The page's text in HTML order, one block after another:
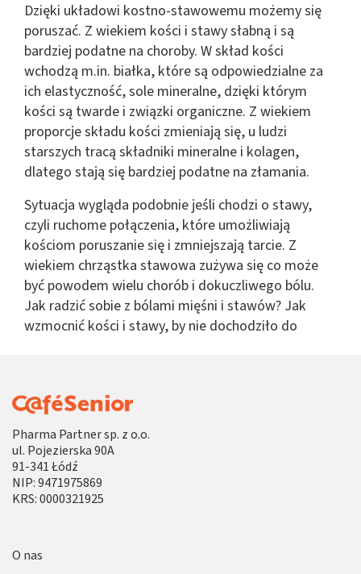
Dzięki układowi kostno-stawowemu możemy się
poruszać. Z wiekiem kości i stawy słabną i są
bardziej podatne na choroby. W skład kości
wchodzą m.in. białka, które są odpowiedzialne za
ich elastyczność, sole mineralne, dzięki którym
kości są twarde i związki organiczne. Z wiekiem
proporcje składu kości zmieniają się, u ludzi
starszych tracą składniki mineralne i kolagen,
dlatego stają się bardziej podatne na złamania.
Sytuacja wygląda podobnie jeśli chodzi o stawy,
czyli ruchome połączenia, które umożliwiają
kościom poruszanie się i zmniejszają tarcie. Z
wiekiem chrząstka stawowa zużywa się co może
być powodem wielu chorób i dokuczliwego bólu.
Jak radzić sobie z bólami mięśni i stawów? Jak
wzmocnić kości i stawy, by nie dochodziło do
Ból stawów i kości
Bóle mięśni, stawów i kości mogą być
spowodowane ich zapaleniem. Bóle tych partii
zwykle są bardzo dokuczliwe, zazwyczaj dopada
nas:
może wystąpić obrzęk i zaczerwienienie, a także
Pharma Partner sp. z o.o.
ul. Pojezierska 90A
91-341 Łódź
NIP: 9471975869
KRS: 0000321925
O nas